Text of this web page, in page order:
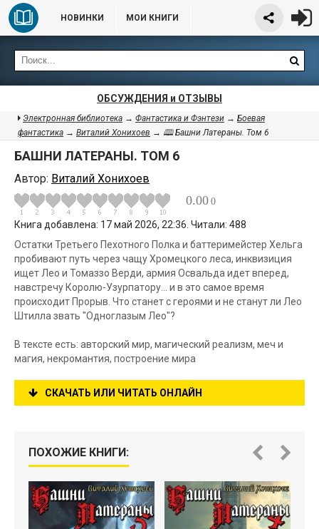
НОВИНКИ МОИ КНИГИ
ОБСУЖДЕНИЯ и ОТЗЫВЫ
Электронная библиотека → Фантастика и Фэнтези → Боевая
фантастика → Виталий Хонихоев → 🕮 Башни Латераны. Том 6
БАШНИ ЛАТЕРАНЫ. ТОМ 6
Автор: Виталий Хонихоев
0.00 0
Книга добавлена: 17 май 2026, 22:36. Читали: 488
Остатки Третьего Пехотного Полка и баттеримейстер Хельга
пробивают путь через чащу Хромецкого леса, инквизиция
ищет Лео и Томаззо Верди, армия Освальда идет вперед,
навстречу Королю-Узурпатору... и в это самое время
происходит Прорыв. Что станет с героями и не станут ли Лео
Штилла звать "Одноглазым Лео"?
В тексте есть: авторский мир, магический реализм, меч и
магия, некромантия, построение мира
СКАЧАТЬ ИЛИ ЧИТАТЬ ОНЛАЙН
ПОХОЖИЕ КНИГИ: